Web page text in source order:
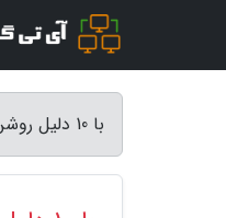
با 10 دلیل روشن نشدن لپ تاپ آشنا شوید - آی تی گپ